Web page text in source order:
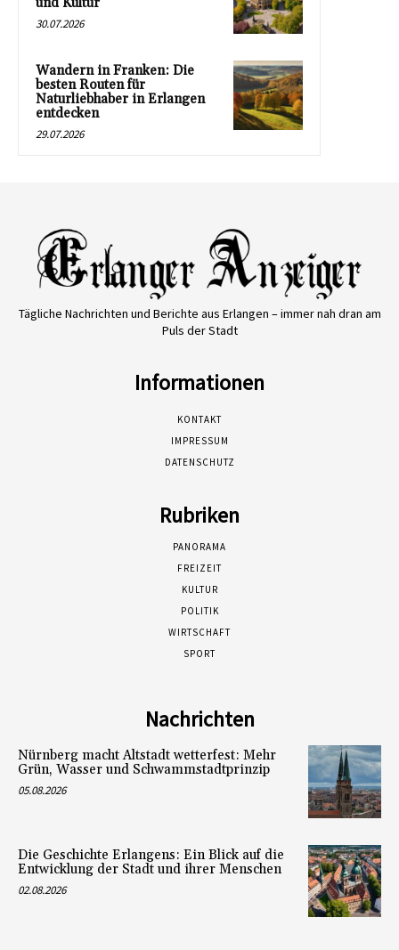
30.07.2026
Wandern in Franken: Die
besten Routen für
Naturliebhaber in Erlangen
entdecken
29.07.2026
Tägliche Nachrichten und Berichte aus Erlangen – immer nah dran am
Puls der Stadt
Informationen
KONTAKT
IMPRESSUM
DATENSCHUTZ
Rubriken
PANORAMA
FREIZEIT
KULTUR
POLITIK
WIRTSCHAFT
SPORT
Nachrichten
Nürnberg macht Altstadt wetterfest: Mehr
Grün, Wasser und Schwammstadtprinzip
05.08.2026
Die Geschichte Erlangens: Ein Blick auf die
Entwicklung der Stadt und ihrer Menschen
02.08.2026